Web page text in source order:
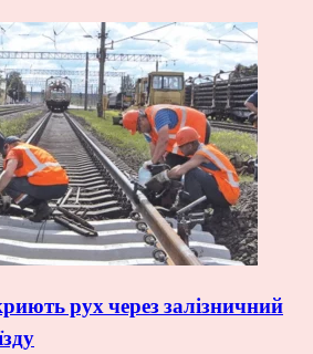
рух через залізничний